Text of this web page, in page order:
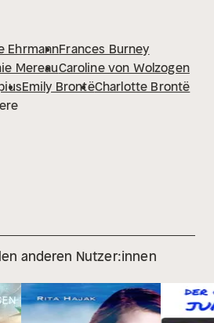
EhrmannFrances Burney
MereauCaroline von Wolzogen
Emily BrontëCharlotte Brontë
anderen Nutzer:innen